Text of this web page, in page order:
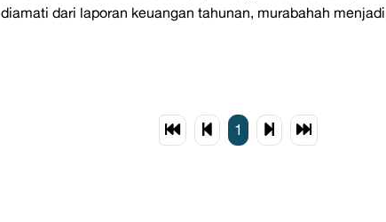
diamati dari laporan keuangan tahunan, murabahah
1